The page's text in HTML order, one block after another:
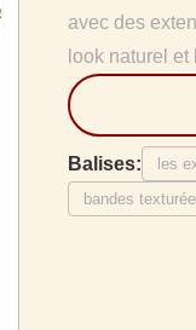
avec des
look naturel
Balises: les
bandes